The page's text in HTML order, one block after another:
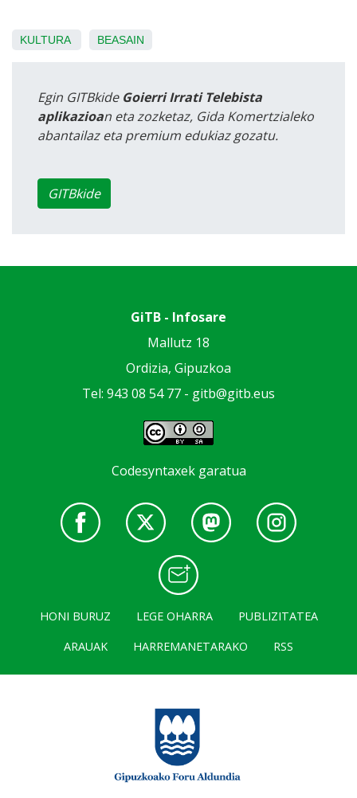
KULTURA BEASAIN
Egin GITBkide Goierri Irrati Telebista
aplikazioan eta zozketaz, Gida Komertzialeko
abantailaz eta premium edukiaz gozatu.
GITBkide
GiTB - Infosare
Mallutz 18
Ordizia, Gipuzkoa
Tel: 943 08 54 77 - gitb@gitb.eus
Codesyntaxek garatua
HONI BURUZ LEGE OHARRA
PUBLIZITATEA
ARAUAK
HARREMANETARAKO RSS